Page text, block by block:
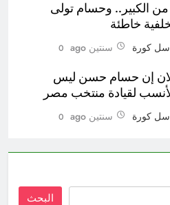
من الكبير.. وحسام تولى
خاطئة
كورة
سنتين ago 0
إن حسام حسن ليس
لقيادة منتخب مصر
كورة
سنتين ago 0
البحث